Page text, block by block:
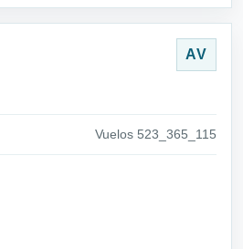
AV
Vuelos 523_365_115